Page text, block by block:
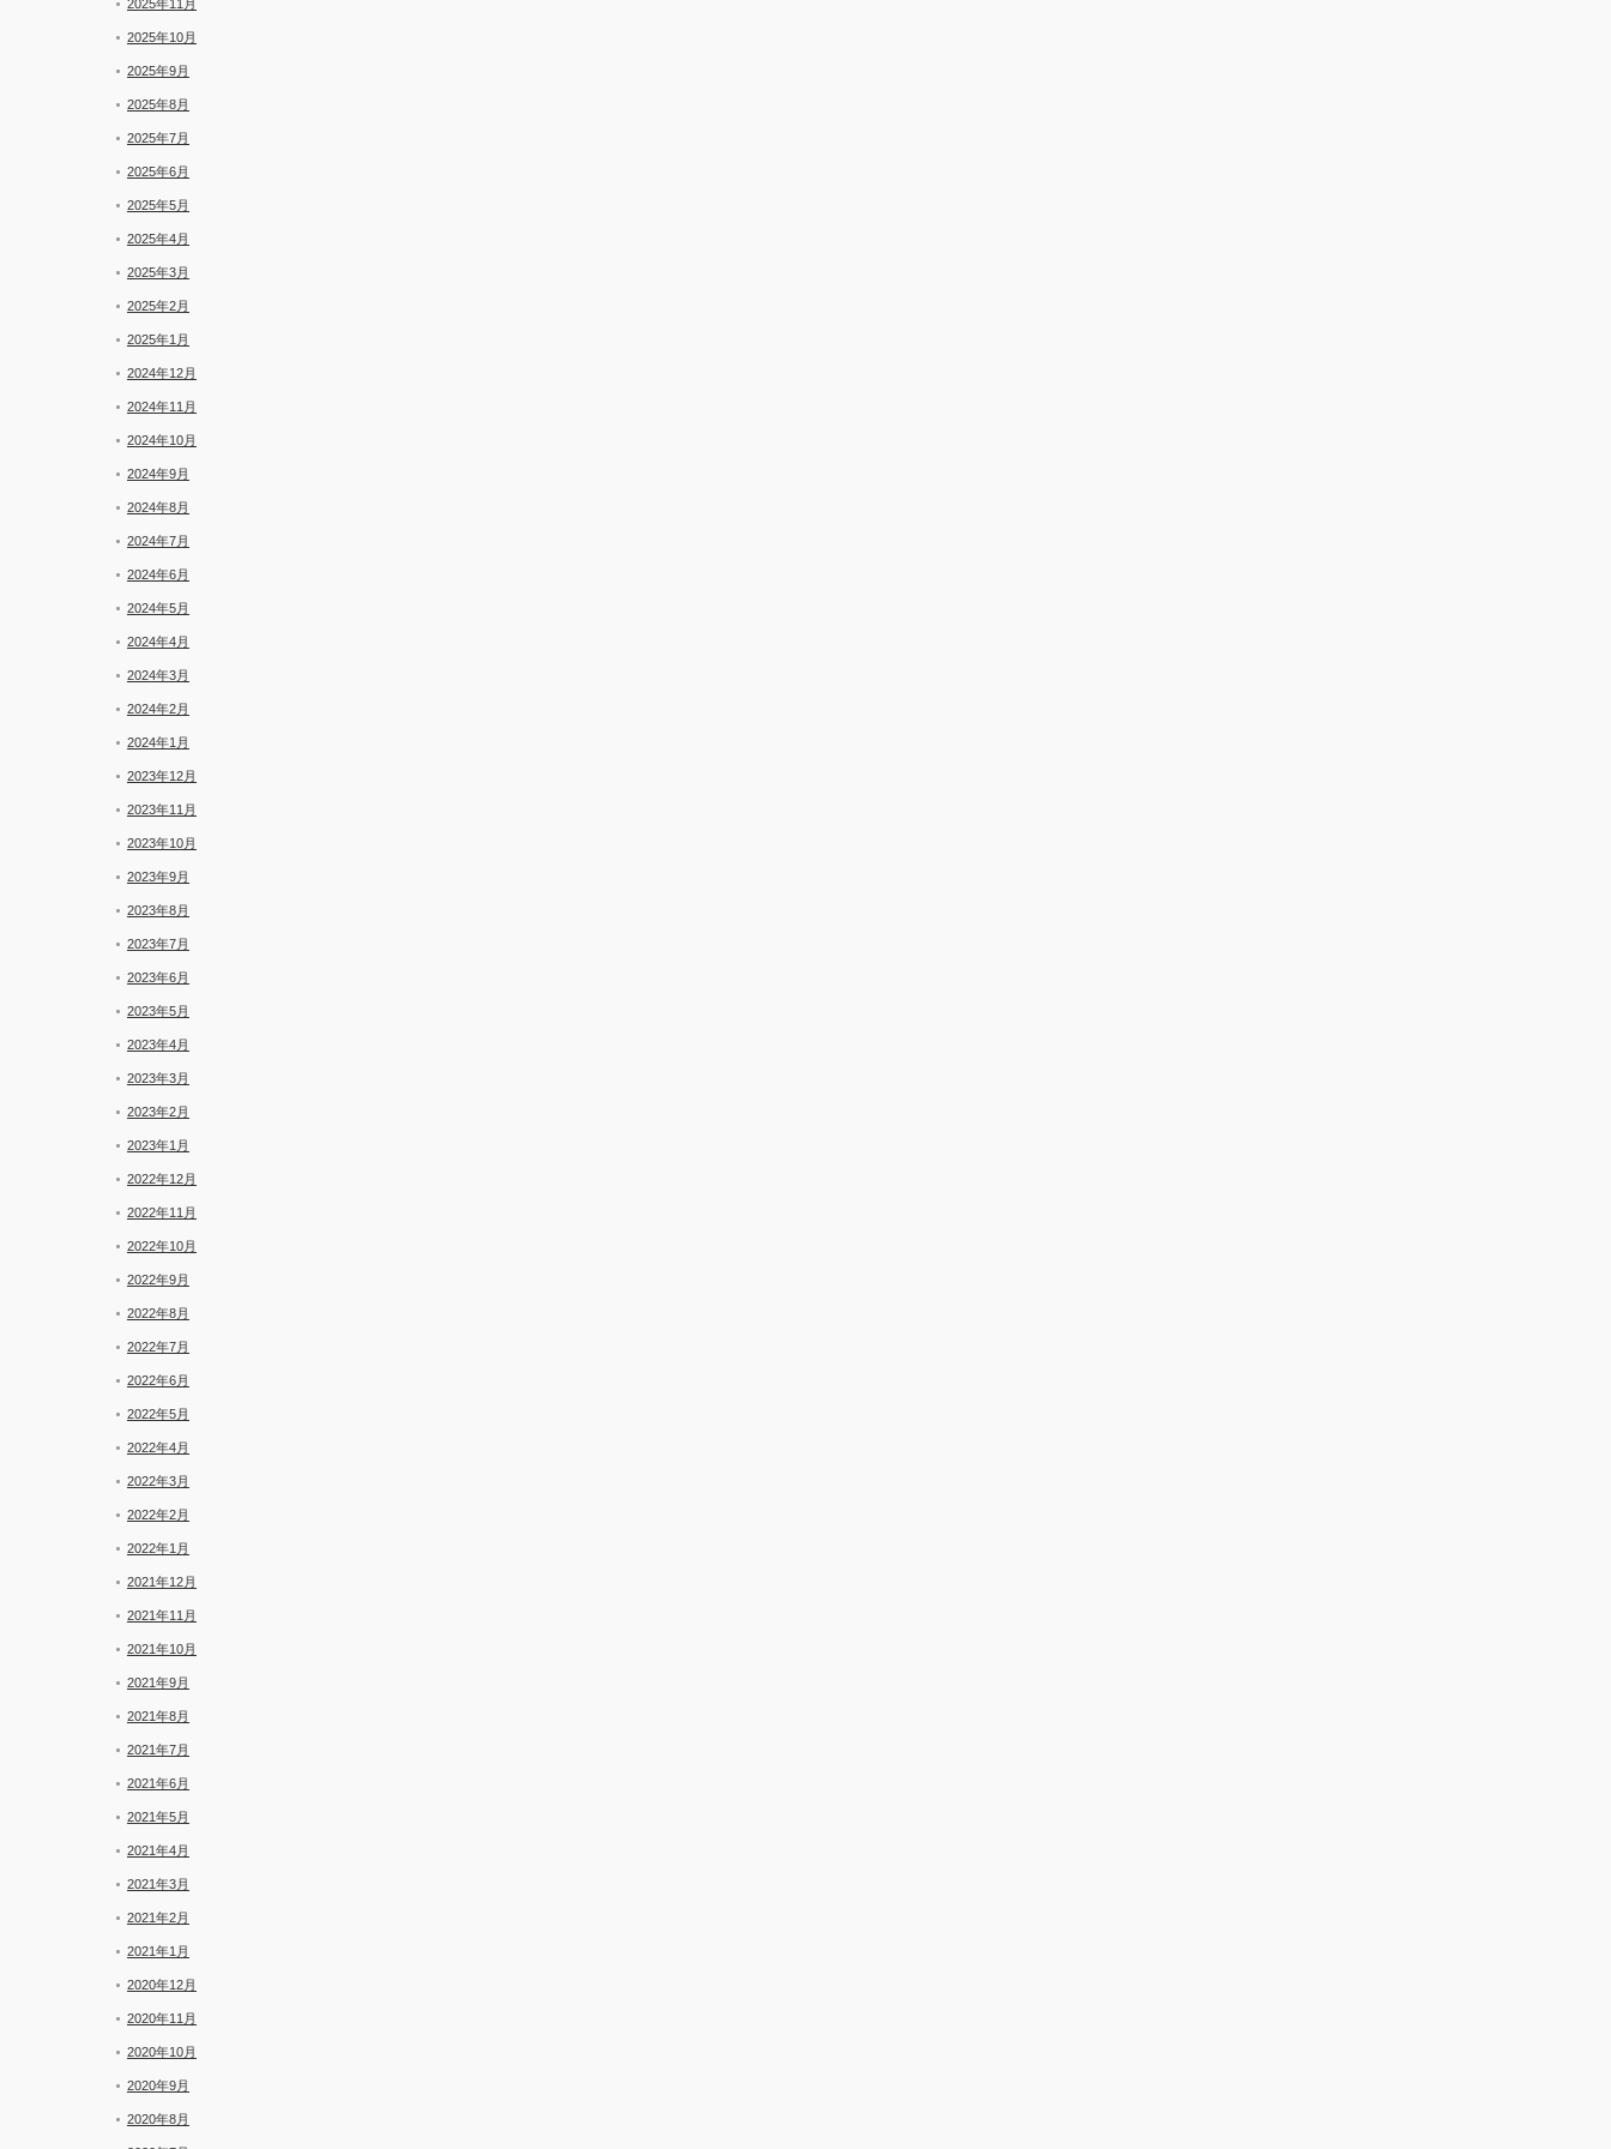
2025年11月
2025年10月
2025年9月
2025年8月
2025年7月
2025年6月
2025年5月
2025年4月
2025年3月
2025年2月
2025年1月
2024年12月
2024年11月
2024年10月
2024年9月
2024年8月
2024年7月
2024年6月
2024年5月
2024年4月
2024年3月
2024年2月
2024年1月
2023年12月
2023年11月
2023年10月
2023年9月
2023年8月
2023年7月
2023年6月
2023年5月
2023年4月
2023年3月
2023年2月
2023年1月
2022年12月
2022年11月
2022年10月
2022年9月
2022年8月
2022年7月
2022年6月
2022年5月
2022年4月
2022年3月
2022年2月
2022年1月
2021年12月
2021年11月
2021年10月
2021年9月
2021年8月
2021年7月
2021年6月
2021年5月
2021年4月
2021年3月
2021年2月
2021年1月
2020年12月
2020年11月
2020年10月
2020年9月
2020年8月